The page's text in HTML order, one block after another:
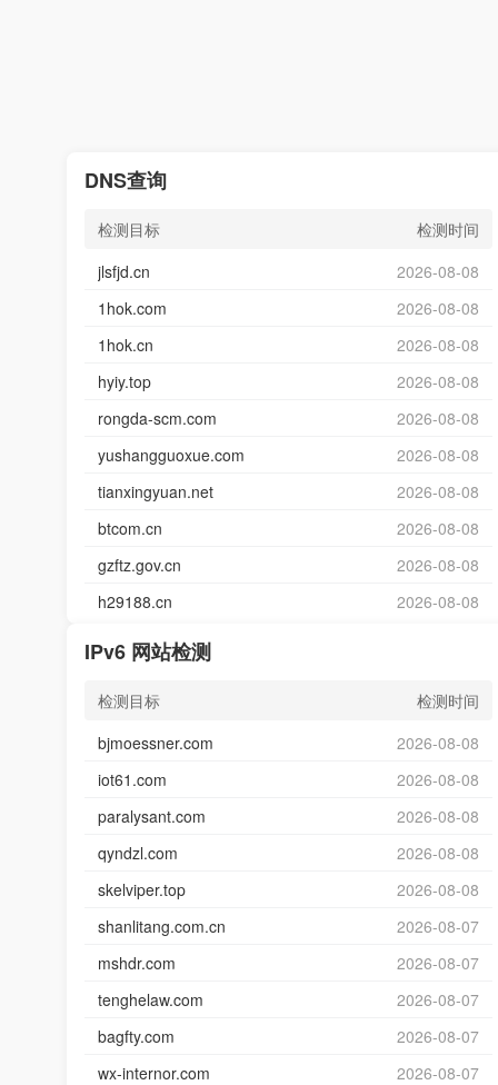
DNS查询
检测目标
检测时间
jlsfjd.cn
2026-08-08
1hok.com
2026-08-08
1hok.cn
2026-08-08
hyiy.top
2026-08-08
rongda-scm.com
2026-08-08
yushangguoxue.com
2026-08-08
tianxingyuan.net
2026-08-08
btcom.cn
2026-08-08
gzftz.gov.cn
2026-08-08
h29188.cn
2026-08-08
IPv6 网站检测
检测目标
检测时间
bjmoessner.com
2026-08-08
iot61.com
2026-08-08
paralysant.com
2026-08-08
qyndzl.com
2026-08-08
skelviper.top
2026-08-08
shanlitang.com.cn
2026-08-07
mshdr.com
2026-08-07
tenghelaw.com
2026-08-07
bagfty.com
2026-08-07
wx-internor.com
2026-08-07